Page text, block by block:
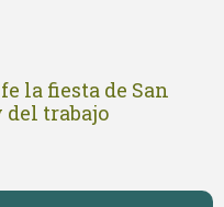
la fiesta de San
del trabajo